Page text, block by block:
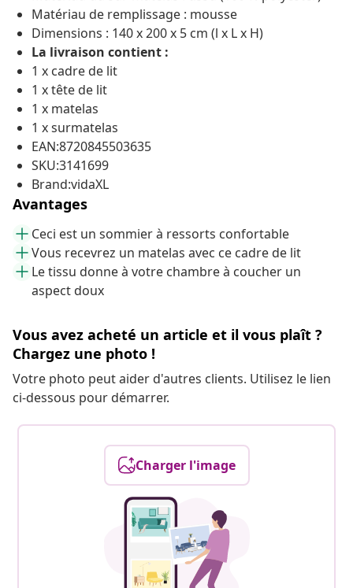
Matériau de remplissage : mousse
Dimensions : 140 x 200 x 5 cm (l x L x H)
La livraison contient :
1 x cadre de lit
1 x tête de lit
1 x matelas
1 x surmatelas
EAN:8720845503635
SKU:3141699
Brand:vidaXL
Avantages
Ceci est un sommier à ressorts confortable
Vous recevrez un matelas avec ce cadre de lit
Le tissu donne à votre chambre à coucher un
aspect doux
Vous avez acheté un article et il vous plaît ?
Chargez une photo !
Votre photo peut aider d'autres clients. Utilisez le lien
ci-dessous pour démarrer.
Charger l'image